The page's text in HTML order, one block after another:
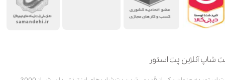
شاپ آنلاین پت استور